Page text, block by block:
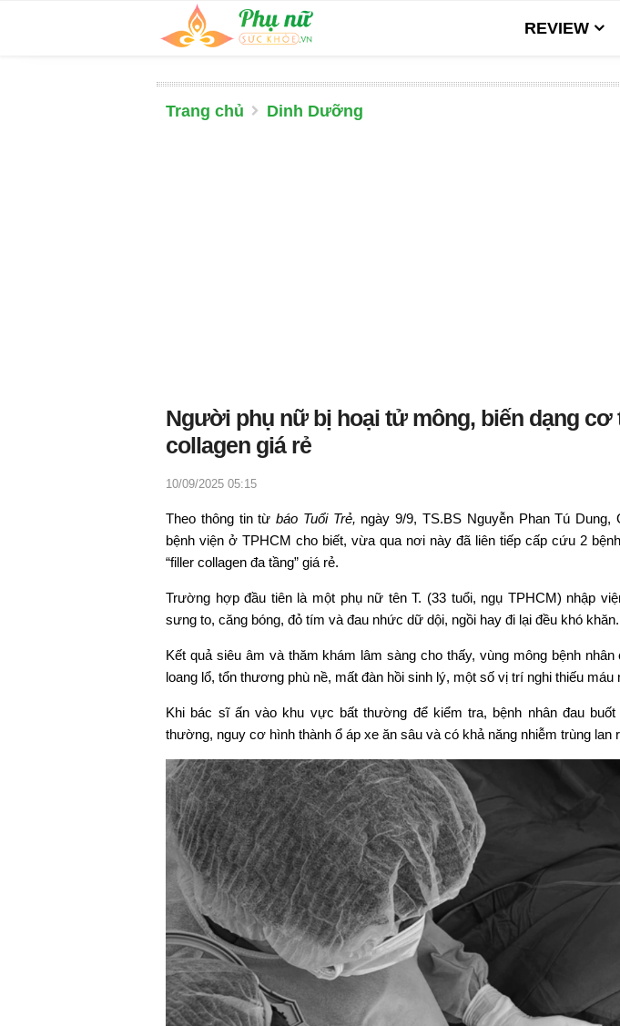
REVIEW
Trang chủ Dinh Dưỡng
Người phụ nữ bị hoại tử mông, biến dạng cơ
collagen giá rẻ
10/09/2025 05:15
Theo thông tin từ báo Tuổi Trẻ, ngày 9/9, TS.BS Nguyễn Phan Tú
bệnh viện ở TPHCM cho biết, vừa qua nơi này đã liên tiếp cấp cứu 2
“filler collagen đa tầng” giá rẻ.
Trường hợp đầu tiên là một phụ nữ tên T. (33 tuổi, ngụ TPHCM) nhập
sưng to, căng bóng, đỏ tím và đau nhức dữ dội, ngồi hay đi lại đều khó khăn.
Kết quả siêu âm và thăm khám lâm sàng cho thấy, vùng mông bệnh
loang lổ, tổn thương phù nề, mất đàn hồi sinh lý, một số vị trí nghi thiếu máu
Khi bác sĩ ấn vào khu vực bất thường để kiểm tra, bệnh nhân đau
thường, nguy cơ hình thành ổ áp xe ăn sâu và có khả năng nhiễm trùng lan